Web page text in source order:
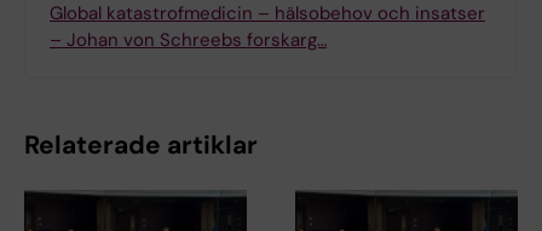
Global katastrofmedicin – hälsobehov och insatser
– Johan von Schreebs forskarg…
Relaterade artiklar